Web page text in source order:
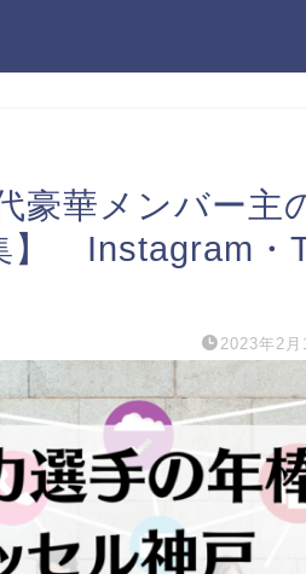
豪華メンバー主
】 Instagram・
2023年2月